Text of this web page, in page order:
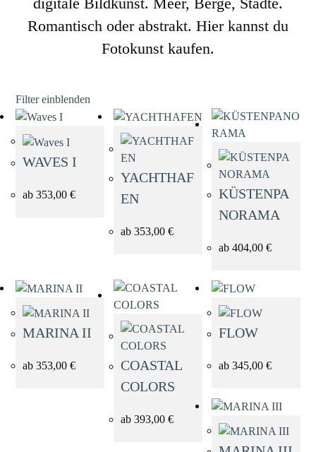
digitale Bildkunst. Meer, Berge, Städte.
Romantisch oder abstrakt. Hier kannst du
Fotokunst kaufen.
Abstrakte Bilder
Bilder mit
Panorama
Filter einblenden
WAVES I
ab353,00€
YACHTHAF
EN
ab 353,00 €
KÜSTENPA
NORAMA
ab 404,00 €
MARINA II
ab353,00€
COASTAL
COLORS
ab 393,00 €
FLOW
ab 345,00 €